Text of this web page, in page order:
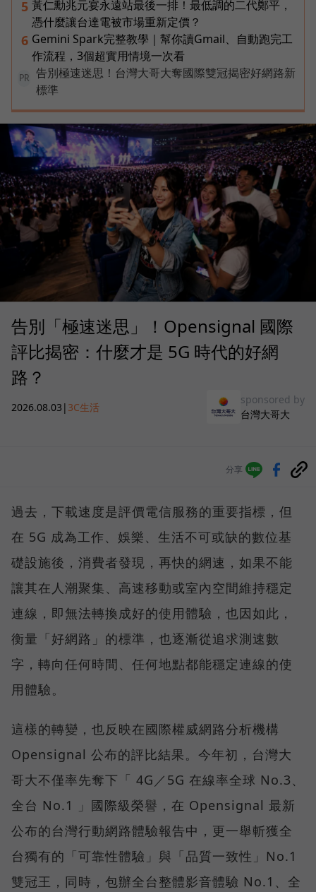
5 黃仁勳兆元宴永遠站最後一排！最低調的二代鄭平，
憑什麼讓台達電被市場重新定價？
6 Gemini Spark完整教學｜幫你讀Gmail、自動跑完工
作流程，3個超實用情境一次看
PR
告別極速迷思！台灣大哥大奪國際雙冠揭密好網路新
標準
告別「極速迷思」！Opensignal 國際
評比揭密：什麼才是 5G 時代的好網
路？
2026.08.03 | 3C生活
sponsored by
台灣大哥大
分享
過去，下載速度是評價電信服務的重要指標，但
在 5G 成為工作、娛樂、生活不可或缺的數位基
礎設施後，消費者發現，再快的網速，如果不能
讓其在人潮聚集、高速移動或室內空間維持穩定
連線，即無法轉換成好的使用體驗，也因如此，
衡量「好網路」的標準，也逐漸從追求測速數
字，轉向任何時間、任何地點都能穩定連線的使
用體驗。
這樣的轉變，也反映在國際權威網路分析機構
Opensignal 公布的評比結果。今年初，台灣大
哥大不僅率先奪下「 4G／5G 在線率全球 No.3、
全台 No.1 」國際級榮譽，在 Opensignal 最新
公布的台灣行動網路體驗報告中，更一舉斬獲全
台獨有的「可靠性體驗」與「品質一致性」No.1
雙冠王，同時，包辦全台整體影音體驗 No.1、全